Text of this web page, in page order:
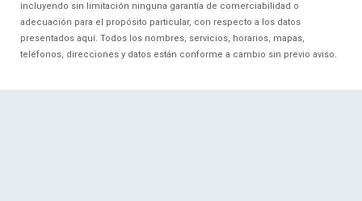
incluyendo sin limitación ninguna garantía de comerciabilidad o
adecuación para el propósito particular, con respecto a los datos
presentados aquí. Todos los nombres, servicios, horarios, mapas,
teléfonos, direcciones y datos están conforme a cambio sin previo aviso.